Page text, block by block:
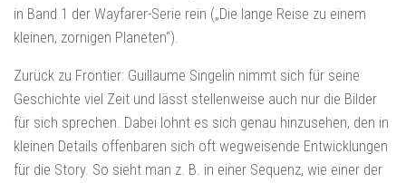
in Band 1 der Wayfarer-Serie rein („Die lange Reise zu einem
kleinen, zornigen Planeten“).
Zurück zu Frontier: Guillaume Singelin nimmt sich für seine
Geschichte viel Zeit und lässt stellenweise auch nur die Bilder
für sich sprechen. Dabei lohnt es sich genau hinzusehen, den in
kleinen Details offenbaren sich oft wegweisende Entwicklungen
für die Story. So sieht man z. B. in einer Sequenz, wie einer der